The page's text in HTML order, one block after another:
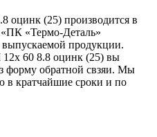
оцинк (25) производится в
«Термо-Деталь»
выпускаемой продукции.
12x 60 8.8 оцинк (25) вы
форму обратной свзяи. Мы
в кратчайшие сроки и по